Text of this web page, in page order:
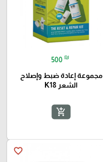
500 ₪
مجموعة إعادة ضبط وإصلاح
الشعر K18
add_shopping_cart
favorite_border